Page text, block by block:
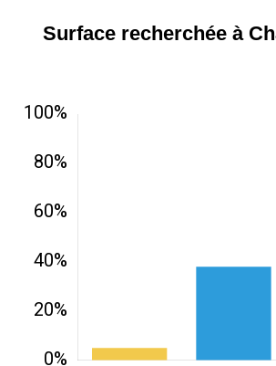
Surface recherchée à